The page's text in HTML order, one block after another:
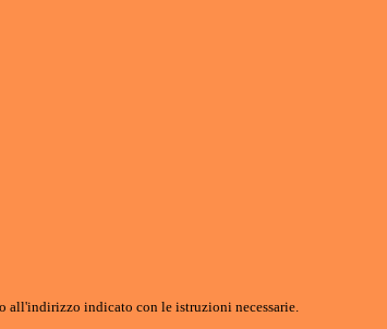
all'indirizzo indicato con le istruzioni necessarie.